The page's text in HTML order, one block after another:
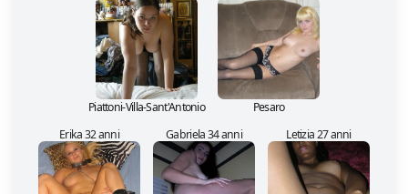
Piattoni-Villa-Sant'Antonio
Pesaro
Erika 32 anni
Gabriela 34 anni Letizia 27 anni